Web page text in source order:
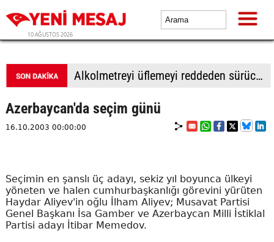
10 AĞUSTOS 2026
Alkolmetreyi üflemeyi reddeden sürücüye 350 bin TL ceza
Azerbaycan'da seçim günü
16.10.2003 00:00:00
Seçimin en şanslı üç adayı, sekiz yıl boyunca ülkeyi
yöneten ve halen cumhurbaşkanlığı görevini yürüten
Haydar Aliyev'in oğlu İlham Aliyev; Musavat Partisi
Genel Başkanı İsa Gamber ve Azerbaycan Milli İstiklal
Partisi adayı İtibar Memedov.